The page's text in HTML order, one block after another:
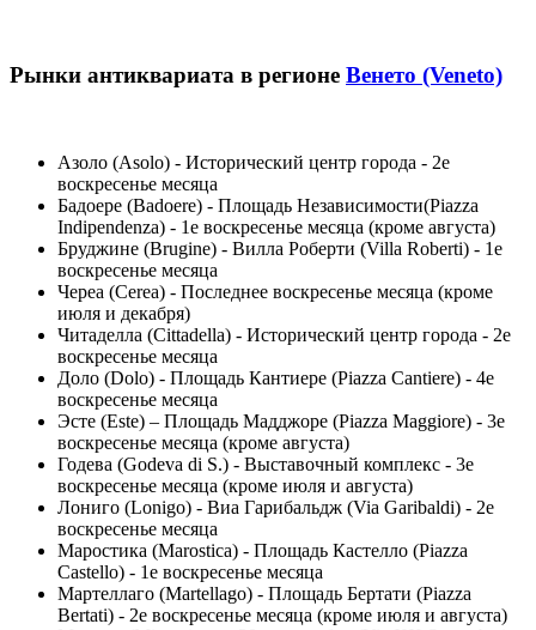
Рынки антиквариата в регионе Венето (Veneto)
Азоло (Asolo) - Исторический центр города - 2е
воскресенье месяца
Бадоере (Badoere) - Площадь Независимости(Piazza
Indipendenza) - 1е воскресенье месяца (кроме августа)
Бруджине (Brugine) - Вилла Роберти (Villa Roberti) - 1е
воскресенье месяца
Череа (Cerea) - Последнее воскресенье месяца (кроме
июля и декабря)
Читаделла (Cittadella) - Исторический центр города - 2е
воскресенье месяца
Доло (Dolo) - Площадь Кантиере (Piazza Cantiere) - 4е
воскресенье месяца
Эсте (Este) – Площадь Мадджоре (Piazza Maggiore) - 3е
воскресенье месяца (кроме августа)
Годева (Godeva di S.) - Выставочный комплекс - 3е
воскресенье месяца (кроме июля и августа)
Лониго (Lonigo) - Виа Гарибальдж (Via Garibaldi) - 2е
воскресенье месяца
Маростика (Marostica) - Площадь Кастелло (Piazza
Castello) - 1е воскресенье месяца
Мартеллаго (Martellago) - Площадь Бертати (Piazza
Bertati) - 2е воскресенье месяца (кроме июля и августа)